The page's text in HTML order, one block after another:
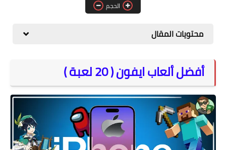
المواقعالحجم
محتويات المقال
أفضل ألعاب ايفون ( 20 لعبة )